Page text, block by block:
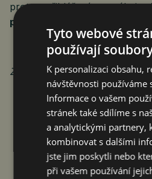
proto s přihlášením neváhejte.
prostřednictvím webu
Zdroj: Rozběháme Česko
Tyto webové
používají
K personalizaci obsahu,
návštěvnosti používáme
Informace o vašem
stránek také sdílíme s
a analytickými partnery,
kombinovat s dalšími
jste jim poskytli nebo
při vašem používání